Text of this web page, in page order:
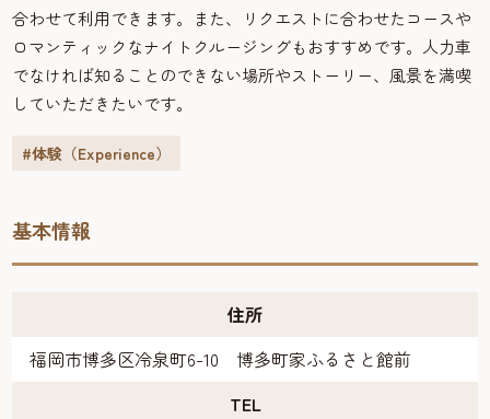
合わせて利用できます。また、リクエストに合わせたコースや
ロマンティックなナイトクルージングもおすすめです。人力車
でなければ知ることのできない場所やストーリー、風景を満喫
していただきたいです。
#体験（Experience）
基本情報
住所
福岡市博多区冷泉町6-10 博多町家ふるさと館前
TEL